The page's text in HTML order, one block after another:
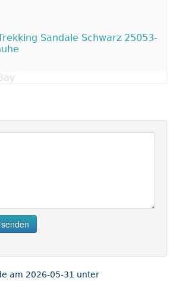
Sandale Schwarz 25053-
am 2026-05-31 unter